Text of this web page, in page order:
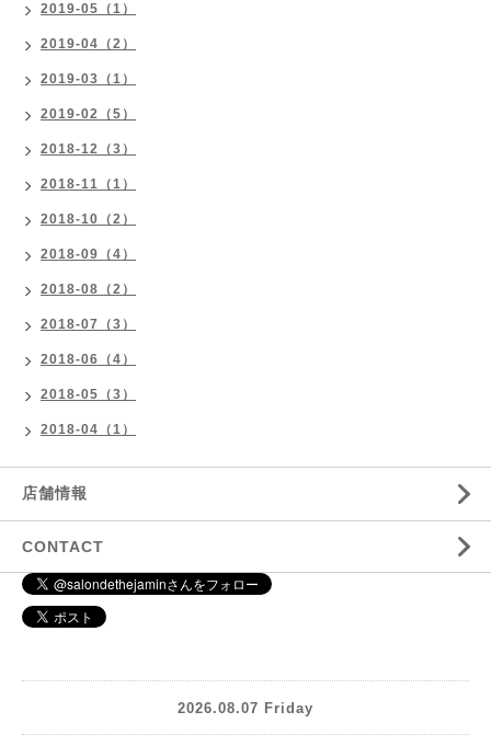
2019-05（1）
2019-04（2）
2019-03（1）
2019-02（5）
2018-12（3）
2018-11（1）
2018-10（2）
2018-09（4）
2018-08（2）
2018-07（3）
2018-06（4）
2018-05（3）
2018-04（1）
店舗情報
CONTACT
2026.08.07 Friday